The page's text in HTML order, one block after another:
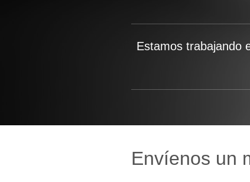
Estamos trabajando
Envíenos un